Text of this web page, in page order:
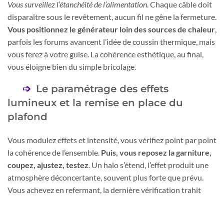
Vous surveillez l’étanchéité de l’alimentation. Chaque câble doit
disparaître sous le revêtement, aucun fil ne gêne la fermeture.
Vous positionnez le générateur loin des sources de chaleur,
parfois les forums avancent l’idée de coussin thermique, mais
vous ferez à votre guise. La cohérence esthétique, au final,
vous éloigne bien du simple bricolage.
Le paramétrage des effets
lumineux et la remise en place du
plafond
Vous modulez effets et intensité, vous vérifiez point par point
la cohérence de l’ensemble. Puis, vous reposez la garniture,
coupez, ajustez, testez. Un halo s’étend, l’effet produit une
atmosphère déconcertante, souvent plus forte que prévu.
Vous achevez en refermant, la dernière vérification trahit